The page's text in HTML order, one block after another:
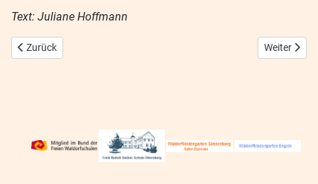
Text: Juliane Hoffmann
Vorheriger Beitrag: Reise in die Vergangenheit – Steinzeit- Epoche
Zurück Nächster
Weiter